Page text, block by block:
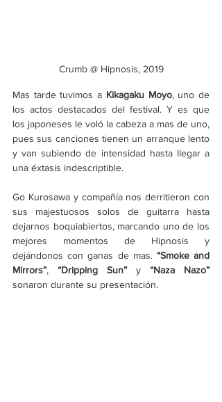
Crumb @ Hipnosis, 2019
Mas tarde tuvimos a Kikagaku Moyo, uno de
los actos destacados del festival. Y es que
los japoneses le voló la cabeza a mas de uno,
pues sus canciones tienen un arranque lento
y van subiendo de intensidad hasta llegar a
una éxtasis indescriptible.
Go Kurosawa y compañía nos derritieron con
sus majestuosos solos de guitarra hasta
dejarnos boquiabiertos, marcando uno de los
mejores momentos de Hipnosis y
dejándonos con ganas de mas. “Smoke and
Mirrors”, “Dripping Sun” y
“Naza Nazo”
sonaron durante su presentación.